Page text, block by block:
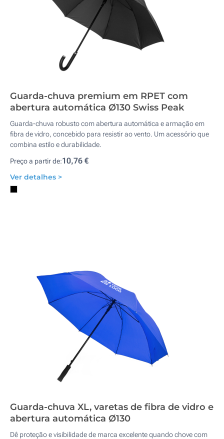
Guarda-chuva premium em RPET com
abertura automática Ø130 Swiss Peak
Guarda-chuva robusto com abertura automática e armação em
fibra de vidro, concebido para resistir ao vento. Um acessório que
combina estilo e durabilidade.
Preço a partir de:10,76 €
Ver detalhes >
Guarda-chuva XL, varetas de fibra de vidro e
abertura automática Ø130
Dê proteção e visibilidade de marca excelente quando chove com